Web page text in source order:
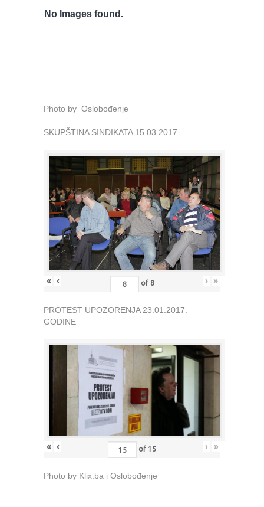
No Images found.
Photo by Oslobođenje
SKUPŠTINA SINDIKATA 15.03.2017.
« ‹ of 8 › »
PROTEST UPOZORENJA 23.01.2017.
GODINE
« ‹ of 15 › »
Photo by Klix.ba i Oslobođenje